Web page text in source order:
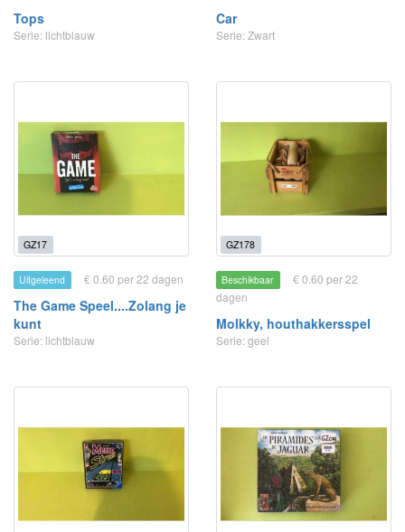
Tops
Serie: lichtblauw
Car
Serie: Zwart
GZ17
Uitgeleend € 0.60 per 22 dagen
The Game Speel....Zolang je
kunt
Serie: lichtblauw
GZ178
Beschikbaar
€ 0.60 per 22
dagen
Molkky, houthakkersspel
Serie: geel